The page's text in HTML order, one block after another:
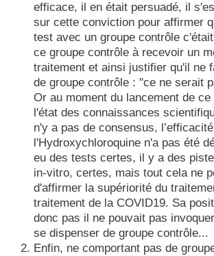
efficace, il en était persuadé, il
sur cette conviction pour affirmer
test avec un groupe contrôle
ce groupe contrôle à recevoir un
traitement et ainsi justifier qu'il ne
de groupe contrôle : "ce ne serait
Or au moment du lancement de
l'état des connaissances
n'y a pas de consensus,
l'Hydroxychloroquine n'a pas été
eu des tests certes, il y a des
in-vitro, certes, mais tout cela ne
d'affirmer la supériorité du
traitement de la COVID19. Sa
donc pas il ne pouvait pas
se dispenser de groupe contrôle...
Enfin, ne comportant pas de